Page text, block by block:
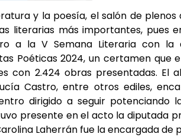
y la poesía, el salón de
literarias más importantes, pues
a la V Semana Literaria con la
Poéticas 2024, un certamen que
con 2.424 obras presentadas. El
Castro, entre otros ediles,
dirigido a seguir
presente en el acto la diputada
Laherrán fue la encargada de